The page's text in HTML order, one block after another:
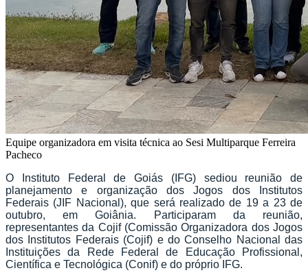
Equipe organizadora em visita técnica ao Sesi Multiparque Ferreira
Pacheco
O Instituto Federal de Goiás (IFG) sediou reunião de
planejamento e organização dos Jogos dos Institutos
Federais (JIF Nacional), que será realizado de 19 a 23 de
outubro, em Goiânia. Participaram da reunião,
representantes da Cojif (Comissão Organizadora dos Jogos
dos Institutos Federais (Cojif) e do Conselho Nacional das
Instituições da Rede Federal de Educação Profissional,
Científica e Tecnológica (Conif) e do próprio IFG.